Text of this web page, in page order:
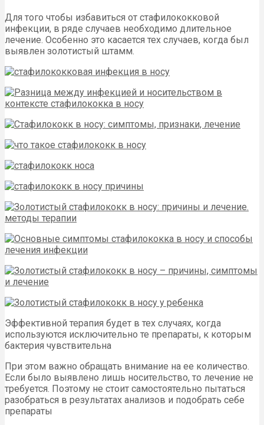
Для того чтобы избавиться от стафилококковой
инфекции, в ряде случаев необходимо длительное
лечение. Особенно это касается тех случаев, когда был
выявлен золотистый штамм.
Эффективной терапия будет в тех случаях, когда
используются исключительно те препараты, к которым
бактерия чувствительна
При этом важно обращать внимание на ее количество.
Если было выявлено лишь носительство, то лечение не
требуется. Поэтому не стоит самостоятельно пытаться
разобраться в результатах анализов и подобрать себе
препараты